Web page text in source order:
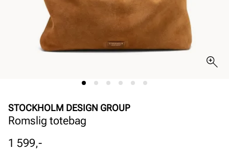
STOCKHOLM DESIGN GROUP
Romslig totebag
Pris
1 599,-